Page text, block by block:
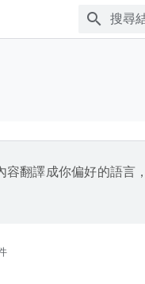
翻譯成你偏好的語言，